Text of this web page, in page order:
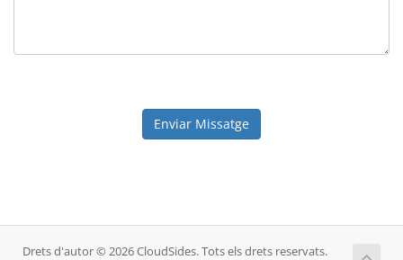
Enviar Missatge
Drets d'autor © 2026 CloudSides. Tots els drets reservats.